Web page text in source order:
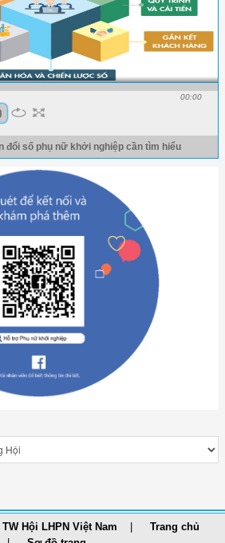
00:00
đổi số phụ nữ khởi nghiệp cần tìm hiểu
Hội LHPN Việt Nam
Trang chủ